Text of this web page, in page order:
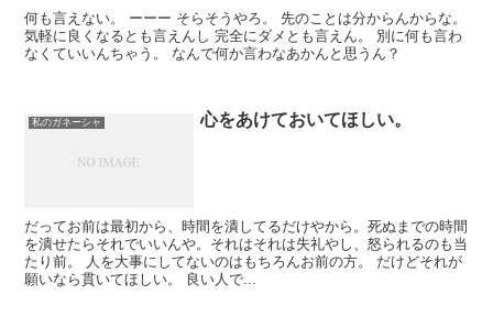
何も言えない。 ーーー そらそうやろ。 先のことは分からんからな。
気軽に良くなるとも言えんし 完全にダメとも言えん。 別に何も言わ
なくていいんちゃう。 なんで何か言わなあかんと思うん？
私のガネーシャ 心をあけておいてほしい。
だってお前は最初から、時間を潰してるだけやから。死ぬまでの時間
を潰せたらそれでいいんや。それはそれは失礼やし、怒られるのも当
たり前。 人を大事にしてないのはもちろんお前の方。 だけどそれが
願いなら貫いてほしい。 良い人で...